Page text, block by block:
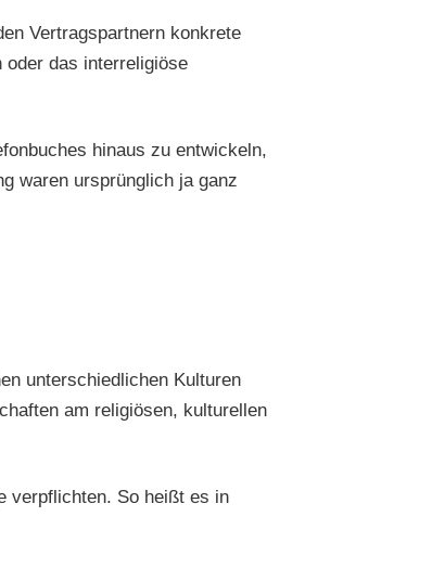
Vertragspartnern konkrete
oder das interreligiöse
hinaus zu entwickeln,
waren ursprünglich ja ganz
unterschiedlichen Kulturen
am religiösen, kulturellen
verpflichten. So heißt es in